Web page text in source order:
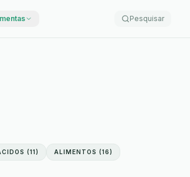
Pesquisar
(11) ALIMENTOS (16)